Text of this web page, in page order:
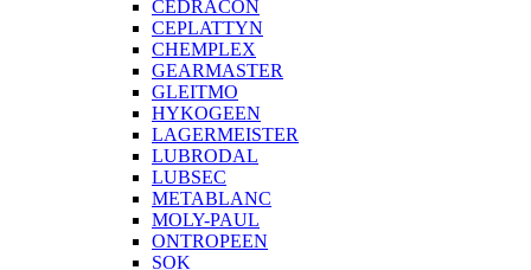
CEDRACON
CEPLATTYN
CHEMPLEX
GEARMASTER
GLEITMO
HYKOGEEN
LAGERMEISTER
LUBRODAL
LUBSEC
METABLANC
MOLY-PAUL
ONTROPEEN
SOK